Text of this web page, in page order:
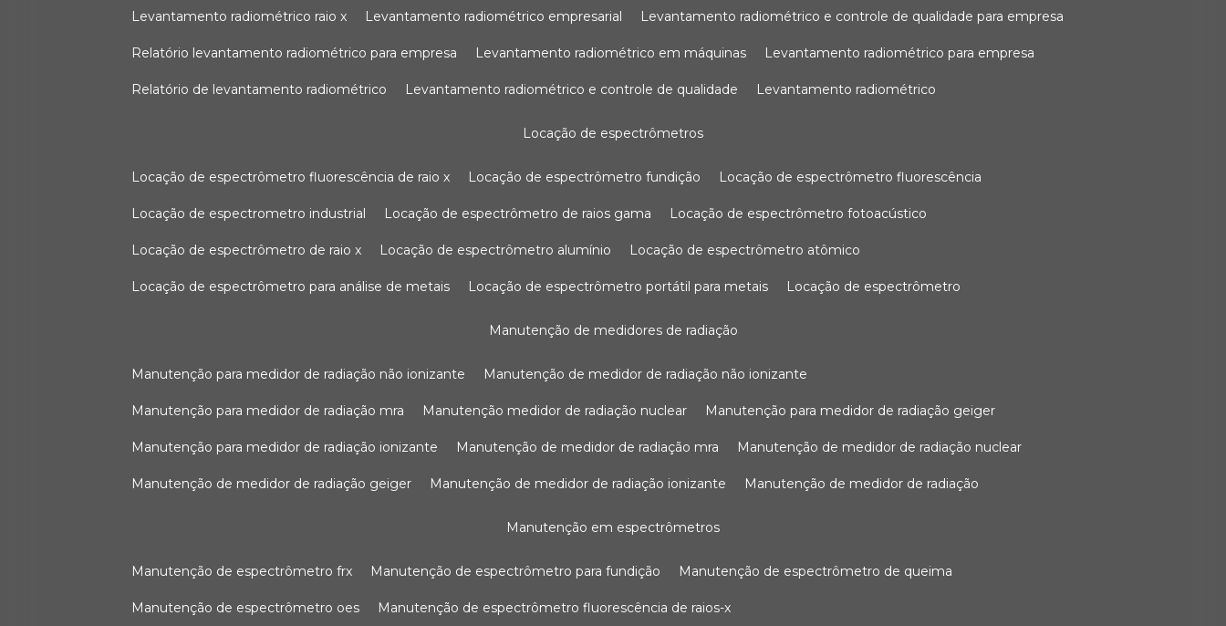
levantamento radiométrico raio x levantamento radiométrico empresarial levantamento radiométrico e controle de qualidade para empresa
relatório levantamento radiométrico para empresa levantamento radiométrico em máquinas levantamento radiométrico para empresa
relatório de levantamento radiométrico levantamento radiométrico e controle de qualidade levantamento radiométrico
locação de espectrômetros
locação de espectrômetro fluorescência de raio x locação de espectrômetro fundição locação de espectrômetro fluorescência
locação de espectrometro industrial locação de espectrômetro de raios gama locação de espectrômetro fotoacústico
locação de espectrômetro de raio x locação de espectrômetro alumínio locação de espectrômetro atômico
locação de espectrômetro para análise de metais locação de espectrômetro portátil para metais locação de espectrômetro
manutenção de medidores de radiação
manutenção para medidor de radiação não ionizante manutenção de medidor de radiação não ionizante
manutenção para medidor de radiação mra manutenção medidor de radiação nuclear manutenção para medidor de radiação geiger
manutenção para medidor de radiação ionizante manutenção de medidor de radiação mra manutenção de medidor de radiação nuclear
manutenção de medidor de radiação geiger manutenção de medidor de radiação ionizante manutenção de medidor de radiação
manutenção em espectrômetros
manutenção de espectrômetro frx manutenção de espectrômetro para fundição manutenção de espectrômetro de queima
manutenção de espectrômetro oes manutenção de espectrômetro fluorescência de raios-x